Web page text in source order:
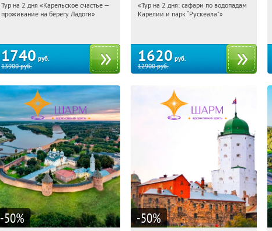
11:44:01 Купили:39
Тур на 2 дня «Карельское счастье —
проживание на берегу Ладоги»
1740 руб.
13900руб.
11:44:01 Купили:
«Тур на 2 дня: сафари по водопадам
Карелии и парк “Рускеала"»
1620 руб.
12900руб.
-50% -50%